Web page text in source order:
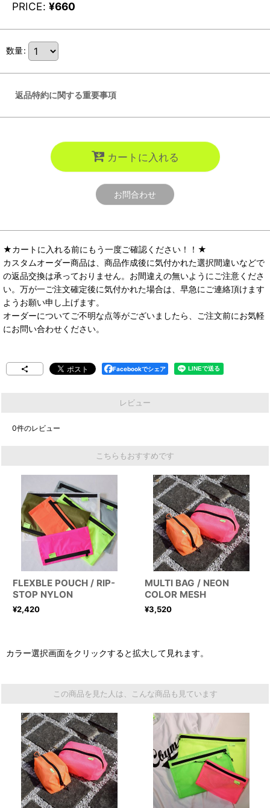
PRICE: ¥660
数量:
返品特約に関する重要事項
カートに入れる
お問合わせ
★カートに入れる前にもう一度ご確認ください！！★
カスタムオーダー商品は、商品作成後に気付かれた選択間違いなどで
の返品交換は承っておりません。お間違えの無いようにご注意くださ
い。万が一ご注文確定後に気付かれた場合は、早急にご連絡頂けます
ようお願い申し上げます。
オーダーについてご不明な点等がございましたら、ご注文前にお気軽
にお問い合わせください。
Facebookでシェア
レビュー
0件のレビュー
こちらもおすすめです
FLEXBLE POUCH / RIP-
STOP NYLON
¥2,420
MULTI BAG / NEON
COLOR MESH
¥3,520
カラー選択画面をクリックすると拡大して見れます。
この商品を見た人は、こんな商品も見ています